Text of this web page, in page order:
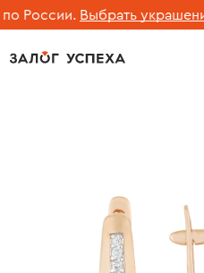
России. Выбрать украшение